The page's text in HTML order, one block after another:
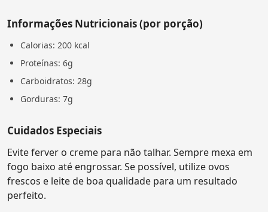
Informações Nutricionais (por porção)
Calorias: 200 kcal
Proteínas: 6g
Carboidratos: 28g
Gorduras: 7g
Cuidados Especiais
Evite ferver o creme para não talhar. Sempre mexa em
fogo baixo até engrossar. Se possível, utilize ovos
frescos e leite de boa qualidade para um resultado
perfeito.